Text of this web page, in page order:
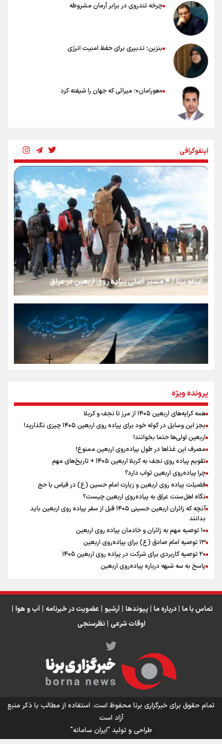
چرخه تندروی در برابر آرمان مشروطه
بنزین؛ تدبیری برای حفظ امنیت انرژی
«هورامان»؛ میراثی که جهان را شیفته کرد
رسانه ملی و حق مردم برای شنیدن صدای رئیس‌جمهوری
روایت ایران از کنار مردم
از طلوع خیابان‌ها تا غروب اشک
جمله‌ای که بغض چهارماهه را شکست؛ «آهای مردم، آقا از
تهران رفتند»
سه حسرتی که به دلم ماند
نگاه تمدنی رهبر شهید به فضای مجازی
رابطه کارگر و کارفرما در اندیشه رهبر شهید: از تضاد به
زوجیت
اینفوگرافی
اینفو برنا / ۴ مسیر اصلی پیاده روی اربعین در عراق
اینفو برنا / توصیه‌هایی طلایی برای پیاده روی اربعین
اینفو برنا / جدول کامل فاصله مرز شلمچه تا شهرهای زیارتی
عراق
اینفو برنا/ میزان مالیات بر ارزش افزوده چقدر است؟
پرونده ویژه
همه کرایه‌های اربعین ۱۴۰۵ از مرز تا نجف و کربلا
بجز این وسایل در کوله خود برای پیاده روی اربعین ۱۴۰۵ چیزی نگذارید!
اربعین اولی‌ها حتما بخوانند!
مصرف این غذاها در طول پیاده‌روی اربعین ممنوع!
تقویم پیاده روی نجف به کربلا اربعین ۱۴۰۵ + تاریخ‌های مهم
چرا پیاده‌روی اربعین ثواب دارد؟
فضیلت پیاده روی اربعین و زیارت امام حسین (ع) در قیاس با حج
نگاه اهل‌سنت عراق به پیاده‌روی اربعین چیست؟
آنچه که زائران اربعین حسینی ۱۴۰۵ قبل از سفر پیاده روی اربعین باید
بدانند
۱۰ توصیه مهم به زائران و خادمان پیاده روی اربعین
۱۳ توصیه امام صادق (ع) برای پیاده‌روی اربعین
۲۰ توصیه کاربردی برای شرکت در پیاده روی اربعین ۱۴۰۵
پاسخ به سه‌ شبهه درباره پیاده‌روی اربعین
تماس با ما | درباره ما | پیوندها | آرشیو | عضویت در خبرنامه | آب و هوا |
اوقات شرعی | نظرسنجی
تمام حقوق برای خبرگزاری برنا محفوظ است. استفاده از مطالب با ذکر منبع
آزاد است
طراحی و تولید"ایران سامانه"